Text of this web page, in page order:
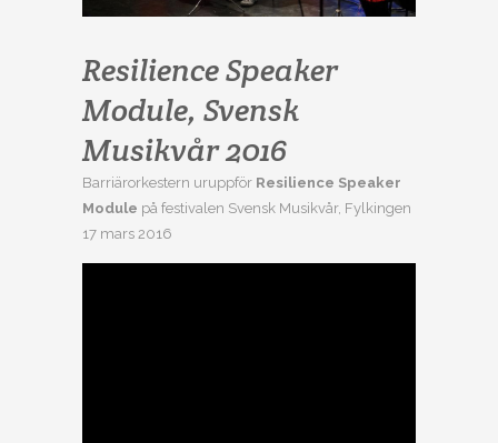
Resilience Speaker
Module, Svensk
Musikvår 2016
Barriärorkestern uruppför Resilience Speaker
Module på festivalen Svensk Musikvår, Fylkingen
17 mars 2016